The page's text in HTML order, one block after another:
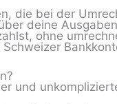
die bei der
deine
ohne
und